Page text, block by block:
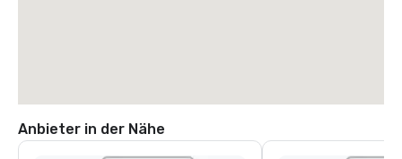
Anbieter in der Nähe